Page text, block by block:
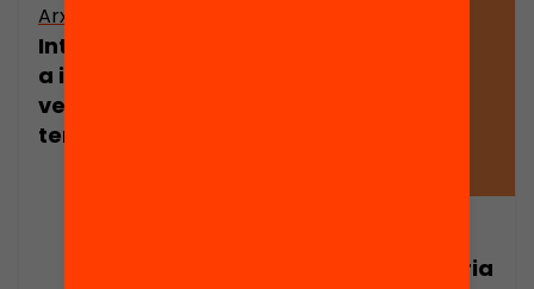
Arxiu
Interdependènci
a informativa i
vertebració
territorial
La premsa diària